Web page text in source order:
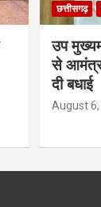
छत्तीसगढ़
उप
से
दी बधाई
August